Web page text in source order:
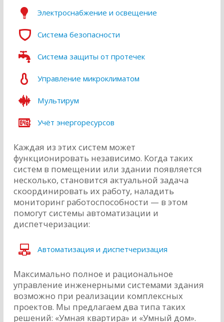
Электроснабжение и освещение
Система безопасности
Система защиты от протечек
Управление микроклиматом
Мультирум
Учёт энергоресурсов
Каждая из этих систем может
функционировать независимо. Когда таких
систем в помещении или здании появляется
несколько, становится актуальной задача
скоординировать их работу, наладить
мониторинг работоспособности — в этом
помогут системы автоматизации и
диспетчеризации:
Автоматизация и диспетчеризация
Максимально полное и рациональное
управление инженерными системами здания
возможно при реализации комплексных
проектов. Мы предлагаем два типа таких
решений: «Умная квартира» и «Умный дом».